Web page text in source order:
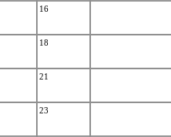
16
18
21
23